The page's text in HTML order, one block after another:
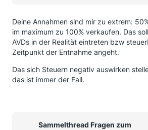
Deine Annahmen sind mir zu extrem:
im maximum zu 100% verkaufen. Das
AVDs in der Realität eintreten bzw
Zeitpunkt der Entnahme angeht.
Das sich Steuern negativ auswirken
das ist immer der Fall.
Sammelthread Fragen zum